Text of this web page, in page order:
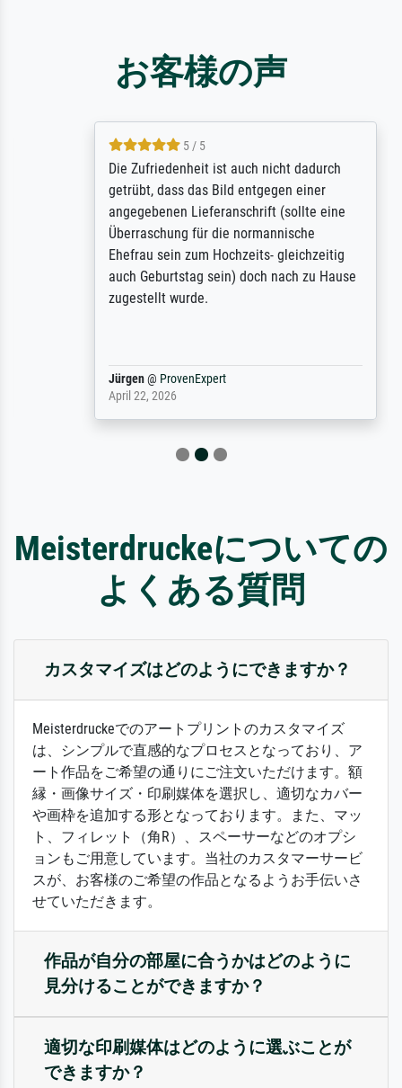
お客様の声
5 / 5
Die Zufriedenheit ist auch nicht dadurch
getrübt, dass das Bild entgegen einer
angegebenen Lieferanschrift (sollte eine
Überraschung für die normannische
Ehefrau sein zum Hochzeits- gleichzeitig
auch Geburtstag sein) doch nach zu Hause
zugestellt wurde.
Jürgen@ProvenExpert
April 22, 2026
Meisterdruckeについての
よくある質問
カスタマイズはどのようにできますか？
Meisterdruckeでのアートプリントのカスタマイズ
は、シンプルで直感的なプロセスとなっており、ア
ート作品をご希望の通りにご注文いただけます。額
縁・画像サイズ・印刷媒体を選択し、適切なカバー
や画枠を追加する形となっております。また、マッ
ト、フィレット（角R）、スペーサーなどのオプシ
ョンもご用意しています。当社のカスタマーサービ
スが、お客様のご希望の作品となるようお手伝いさ
せていただきます。
作品が自分の部屋に合うかはどのように
見分けることができますか？
適切な印刷媒体はどのように選ぶことが
できますか？